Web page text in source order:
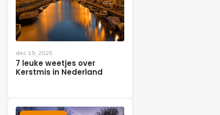
dec 19, 2025
7 leuke weetjes over
Kerstmis in Nederland